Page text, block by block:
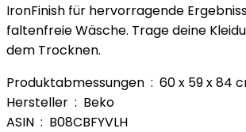
IronFinish für hervorragende
faltenfreie Wäsche. Trage deine
dem Trocknen.
Produktabmessungen ‏ : ‎ 60 x 59 x
Hersteller ‏ : ‎ Beko
ASIN ‏ : ‎ B08CBFYVLH